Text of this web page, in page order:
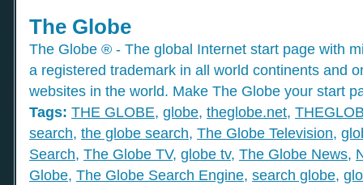
The Globe
The Globe ® - The global Internet start page with
a registered trademark in all world continents and
websites in the world. Make The Globe your start
Tags: THE GLOBE, globe, theglobe.net,
search, the globe search, The Globe Television,
Search, The Globe TV, globe tv, The Globe News,
Globe, The Globe Search Engine, search globe,